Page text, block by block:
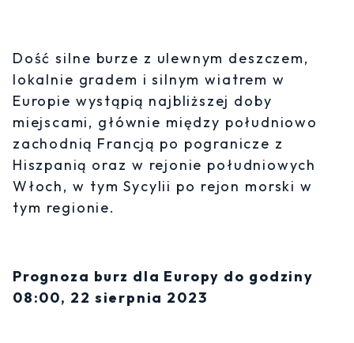
Dość silne burze z ulewnym deszczem,
lokalnie gradem i silnym wiatrem w
Europie wystąpią najbliższej doby
miejscami, głównie między południowo
zachodnią Francją po pogranicze z
Hiszpanią oraz w rejonie południowych
Włoch, w tym Sycylii po rejon morski w
tym regionie.
Prognoza burz dla Europy do godziny
08:00, 22 sierpnia 2023